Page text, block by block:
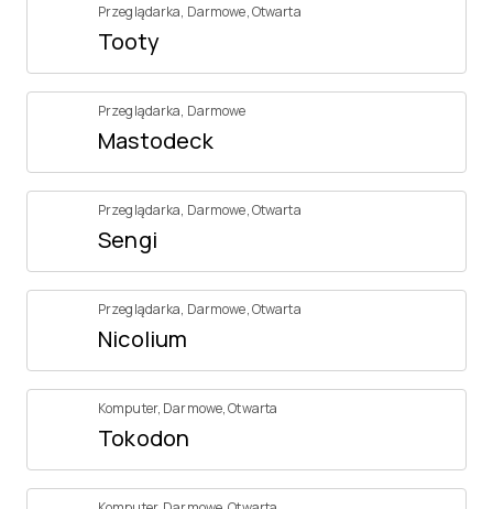
Przeglądarka, Darmowe,Otwarta
Tooty
Przeglądarka, Darmowe
Mastodeck
Przeglądarka, Darmowe,Otwarta
Sengi
Przeglądarka, Darmowe,Otwarta
Nicolium
Komputer, Darmowe,Otwarta
Tokodon